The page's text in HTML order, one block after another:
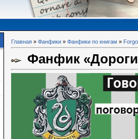
Главная » Фанфики » Фанфики по книгам »
Фанфик